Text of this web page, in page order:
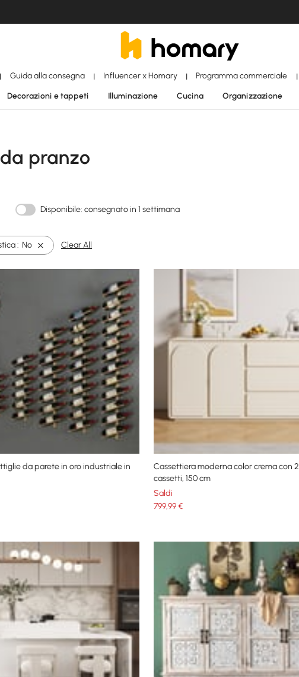
| Guida alla consegna | Influencer x Homary | Programma commerciale |
Decorazioni e tappeti Illuminazione Cucina Organizzazione
pranzo
Disponibile: consegnato in 1 settimana
: No Clear All
da parete in oro industriale in
Cassettiera moderna color crema con
cassetti, 150 cm
Saldi
799,99€